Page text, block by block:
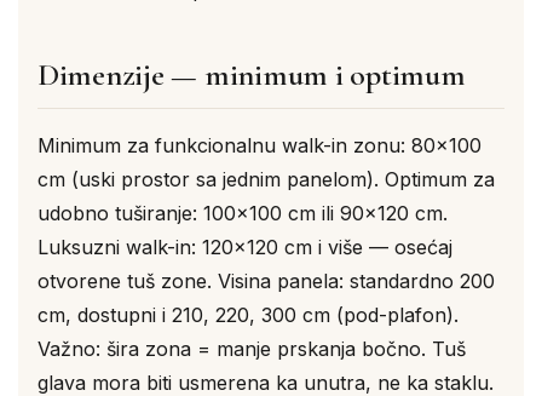
Dimenzije — minimum i optimum
Minimum za funkcionalnu walk-in zonu: 80×100
cm (uski prostor sa jednim panelom). Optimum za
udobno tuširanje: 100×100 cm ili 90×120 cm.
Luksuzni walk-in: 120×120 cm i više — osećaj
otvorene tuš zone. Visina panela: standardno 200
cm, dostupni i 210, 220, 300 cm (pod-plafon).
Važno: šira zona = manje prskanja bočno. Tuš
glava mora biti usmerena ka unutra, ne ka staklu.